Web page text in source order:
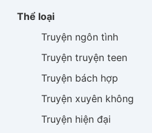
Thể loại
Truyện ngôn tình
Truyện truyện teen
Truyện bách hợp
Truyện xuyên không
Truyện hiện đại